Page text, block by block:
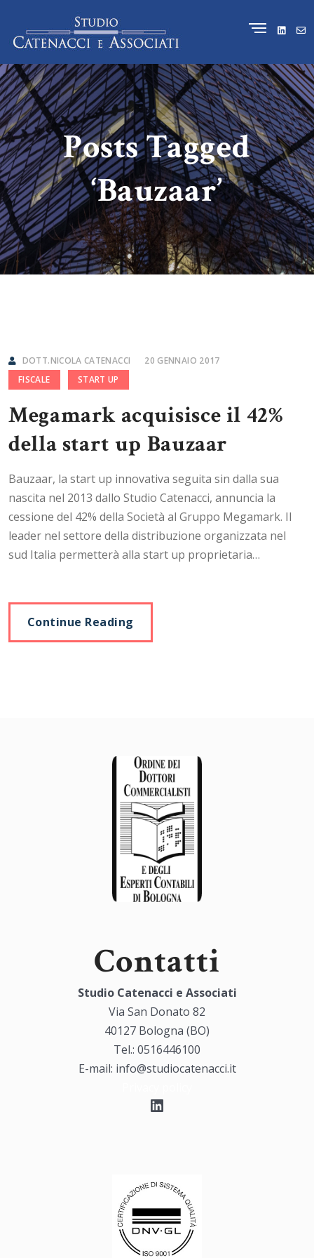
Posts Tagged
‘Bauzaar’
DOTT.NICOLA CATENACCI
20 GENNAIO 2017
FISCALE
START UP
Megamark acquisisce il 42%
della start up Bauzaar
Bauzaar, la start up innovativa seguita sin dalla sua
nascita nel 2013 dallo Studio Catenacci, annuncia la
cessione del 42% della Società al Gruppo Megamark. Il
leader nel settore della distribuzione organizzata nel
sud Italia permetterà alla start up proprietaria…
Continue Reading
Contatti
Studio Catenacci e Associati
Via San Donato 82
40127 Bologna (BO)
Tel.: 0516446100
E-mail: info@studiocatenacci.it
LinkedIn